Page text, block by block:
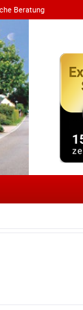
Beratung